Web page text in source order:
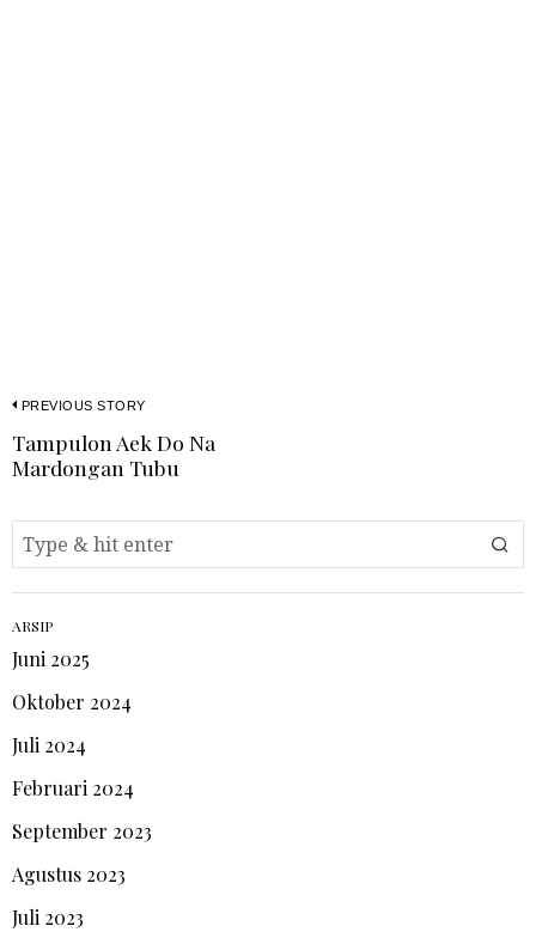
PREVIOUS STORY
Tampulon Aek Do Na
Mardongan Tubu
ARSIP
Juni 2025
Oktober 2024
Juli 2024
Februari 2024
September 2023
Agustus 2023
Juli 2023